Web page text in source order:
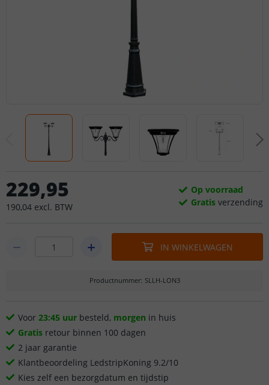
229,95
190,04 excl. BTW
Op voorraad
Gratis verzending
IN WINKELWAGEN
Productnummer: SLLH-LON3
Voor 23:45 uur besteld, morgen in huis
Gratis retour binnen 100 dagen
2 jaar garantie
Klantbeoordeling LedstripKoning 9.2/10
Kies zelf een bezorgdatum en tijdstip